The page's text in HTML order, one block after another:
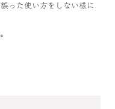
った使い方をしない様に